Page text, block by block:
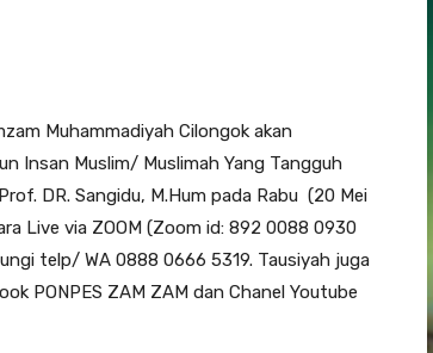
Muhammadiyah Cilongok akan
Insan Muslim/ Muslimah Yang Tangguh
DR. Sangidu, M.Hum pada Rabu (20 Mei
Live via ZOOM (Zoom id: 892 0088 0930
telp/ WA 0888 0666 5319. Tausiyah juga
PONPES ZAM ZAM dan Chanel Youtube